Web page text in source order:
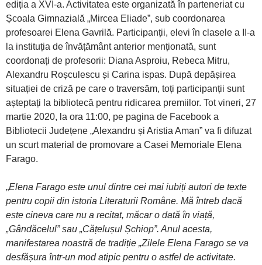
ediția a XVI-a. Activitatea este organizată în parteneriat cu
Școala Gimnazială „Mircea Eliade”, sub coordonarea
profesoarei Elena Gavrilă. Participanții, elevi în clasele a II-a
la instituția de învățământ anterior menționată, sunt
coordonați de profesorii: Diana Asproiu, Rebeca Mitru,
Alexandru Roșculescu și Carina ispas. După depășirea
situației de criză pe care o traversăm, toți participanții sunt
așteptați la bibliotecă pentru ridicarea premiilor. Tot vineri, 27
martie 2020, la ora 11:00, pe pagina de Facebook a
Bibliotecii Județene „Alexandru și Aristia Aman” va fi difuzat
un scurt material de promovare a Casei Memoriale Elena
Farago.
„Elena Farago este unul dintre cei mai iubiți autori de texte
pentru copii din istoria Literaturii Române. Mă întreb dacă
este cineva care nu a recitat, măcar o dată în viață,
„Gândăcelul” sau „Cățelușul Șchiop”. Anul acesta,
manifestarea noastră de tradiție „Zilele Elena Farago se va
desfășura într-un mod atipic pentru o astfel de activitate.